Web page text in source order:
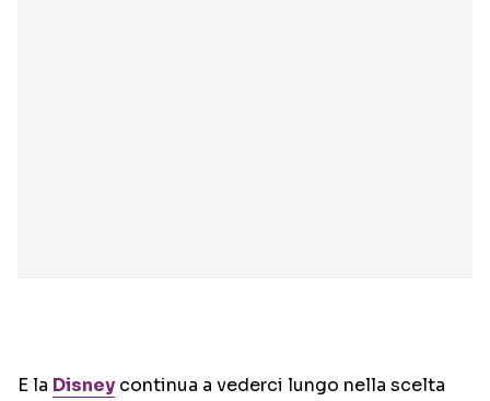
E la Disney continua a vederci lungo nella scelta